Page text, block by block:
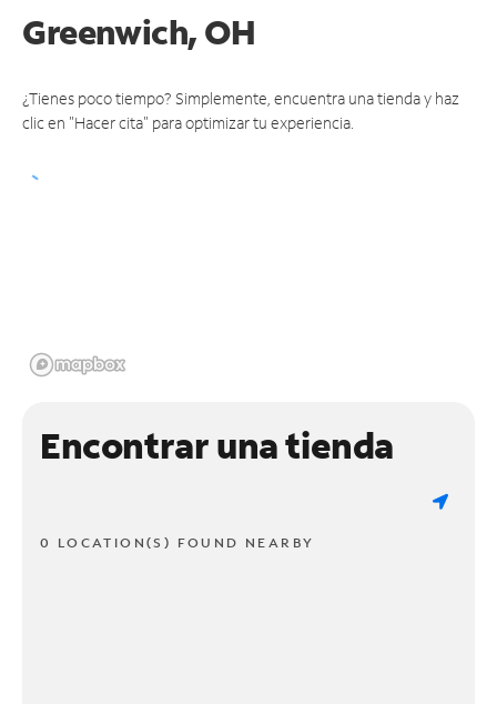
Greenwich, OH
¿Tienes poco tiempo? Simplemente, encuentra una tienda y haz
clic en "Hacer cita" para optimizar tu experiencia.
Encontrar una tienda
0 LOCATION(S) FOUND NEARBY